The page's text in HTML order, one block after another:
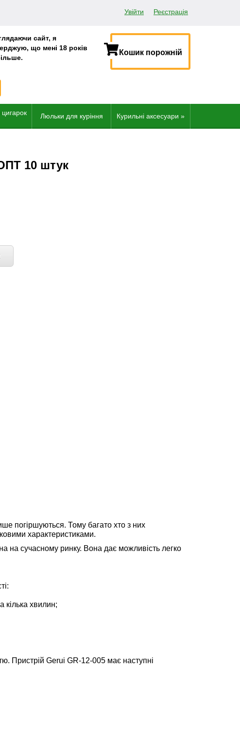
Увійти Реєстрація
сайт, я
що мені 18 років
Кошик порожній
Люльки для куріння Курильні аксесуари »
10 штук
погіршуються. Тому багато хто з них
характеристиками.
на сучасному ринку. Вона дає можливість легко
кілька хвилин;
Пристрій Gerui GR-12-005 має наступні